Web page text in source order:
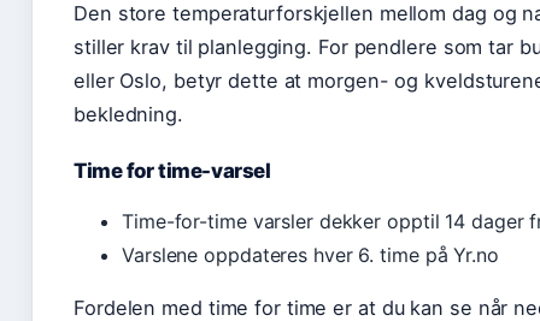
Den store temperaturforskjellen mellom dag og
stiller krav til planlegging. For pendlere som tar
eller Oslo, betyr dette at morgen- og
bekledning.
Time for time-varsel
Time-for-time varsler dekker opptil 14 dager
Varslene oppdateres hver 6. time på Yr.no
Fordelen med time for time er at du kan se når